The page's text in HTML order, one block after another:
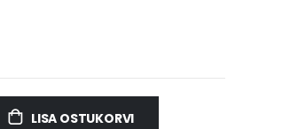
LISA OSTUKORVI